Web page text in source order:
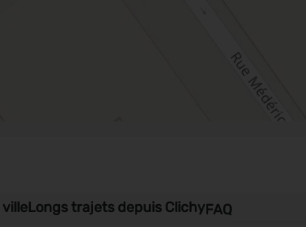
Longs trajets depuis ClichyFAQ